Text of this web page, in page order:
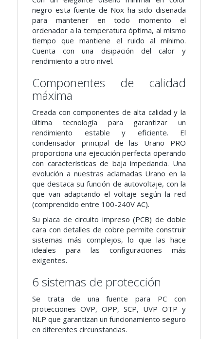
negro esta fuente de Nox ha sido diseñada
para mantener en todo momento el
ordenador a la temperatura óptima, al mismo
tiempo que mantiene el ruido al mínimo.
Cuenta con una disipación del calor y
rendimiento a otro nivel.
Componentes de calidad
máxima
Creada con componentes de alta calidad y la
última tecnología para garantizar un
rendimiento estable y eficiente. El
condensador principal de las Urano PRO
proporciona una ejecución perfecta operando
con características de baja impedancia. Una
evolución a nuestras aclamadas Urano en la
que destaca su función de autovoltaje, con la
que van adaptando el voltaje según la red
(comprendido entre 100-240V AC).
Su placa de circuito impreso (PCB) de doble
cara con detalles de cobre permite construir
sistemas más complejos, lo que las hace
ideales para las configuraciones más
exigentes.
6 sistemas de protección
Se trata de una fuente para PC con
protecciones OVP, OPP, SCP, UVP OTP y
NLP que garantizan un funcionamiento seguro
en diferentes circunstancias.